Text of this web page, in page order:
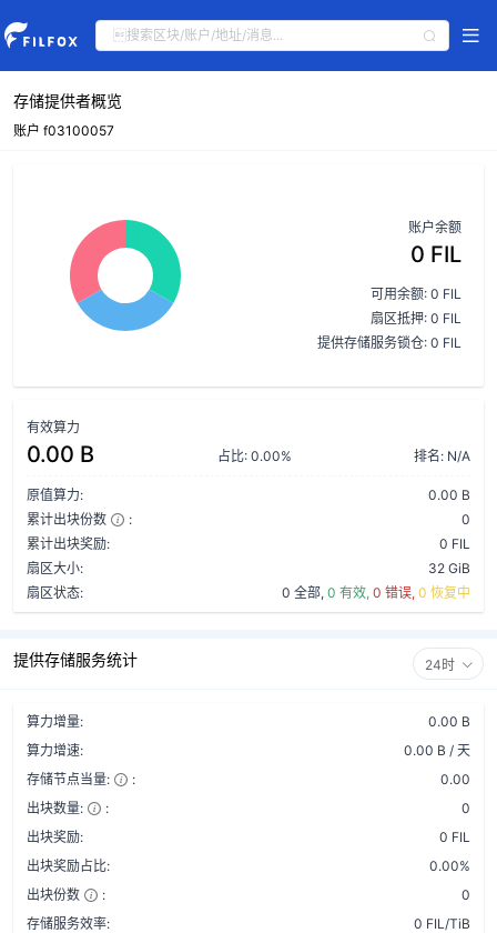
存储提供者概览
账户 f03100057
账户余额
0 FIL
可用余额: 0 FIL
扇区抵押: 0 FIL
提供存储服务锁仓: 0 FIL
有效算力
0.00 B 占比: 0.00% 排名: N/A
原值算力:
0.00 B
累计出块份数
:
0
累计出块奖励:
0 FIL
扇区大小:
32 GiB
扇区状态:
0 全部, 0 有效, 0 错误, 0 恢复中
提供存储服务统计 24时
算力增量:
0.00 B
算力增速:
0.00 B / 天
存储节点当量:
:
0.00
出块数量:
:
0
出块奖励:
0 FIL
出块奖励占比:
0.00%
出块份数
:
0
存储服务效率:
0 FIL/TiB